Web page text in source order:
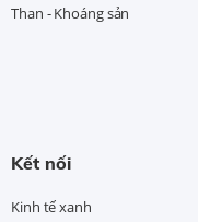
Than - Khoáng sản
Kết nối
Kinh tế xanh